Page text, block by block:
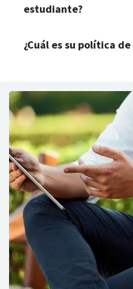
estudiante?
¿Cuál es su política